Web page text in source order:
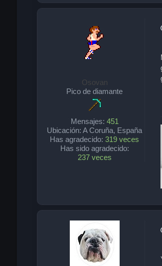
Osovan
Pico de diamante
Mensajes: 451
Ubicación: A Coruña, España
Has agradecido: 319 veces
Has sido agradecido:
237 veces